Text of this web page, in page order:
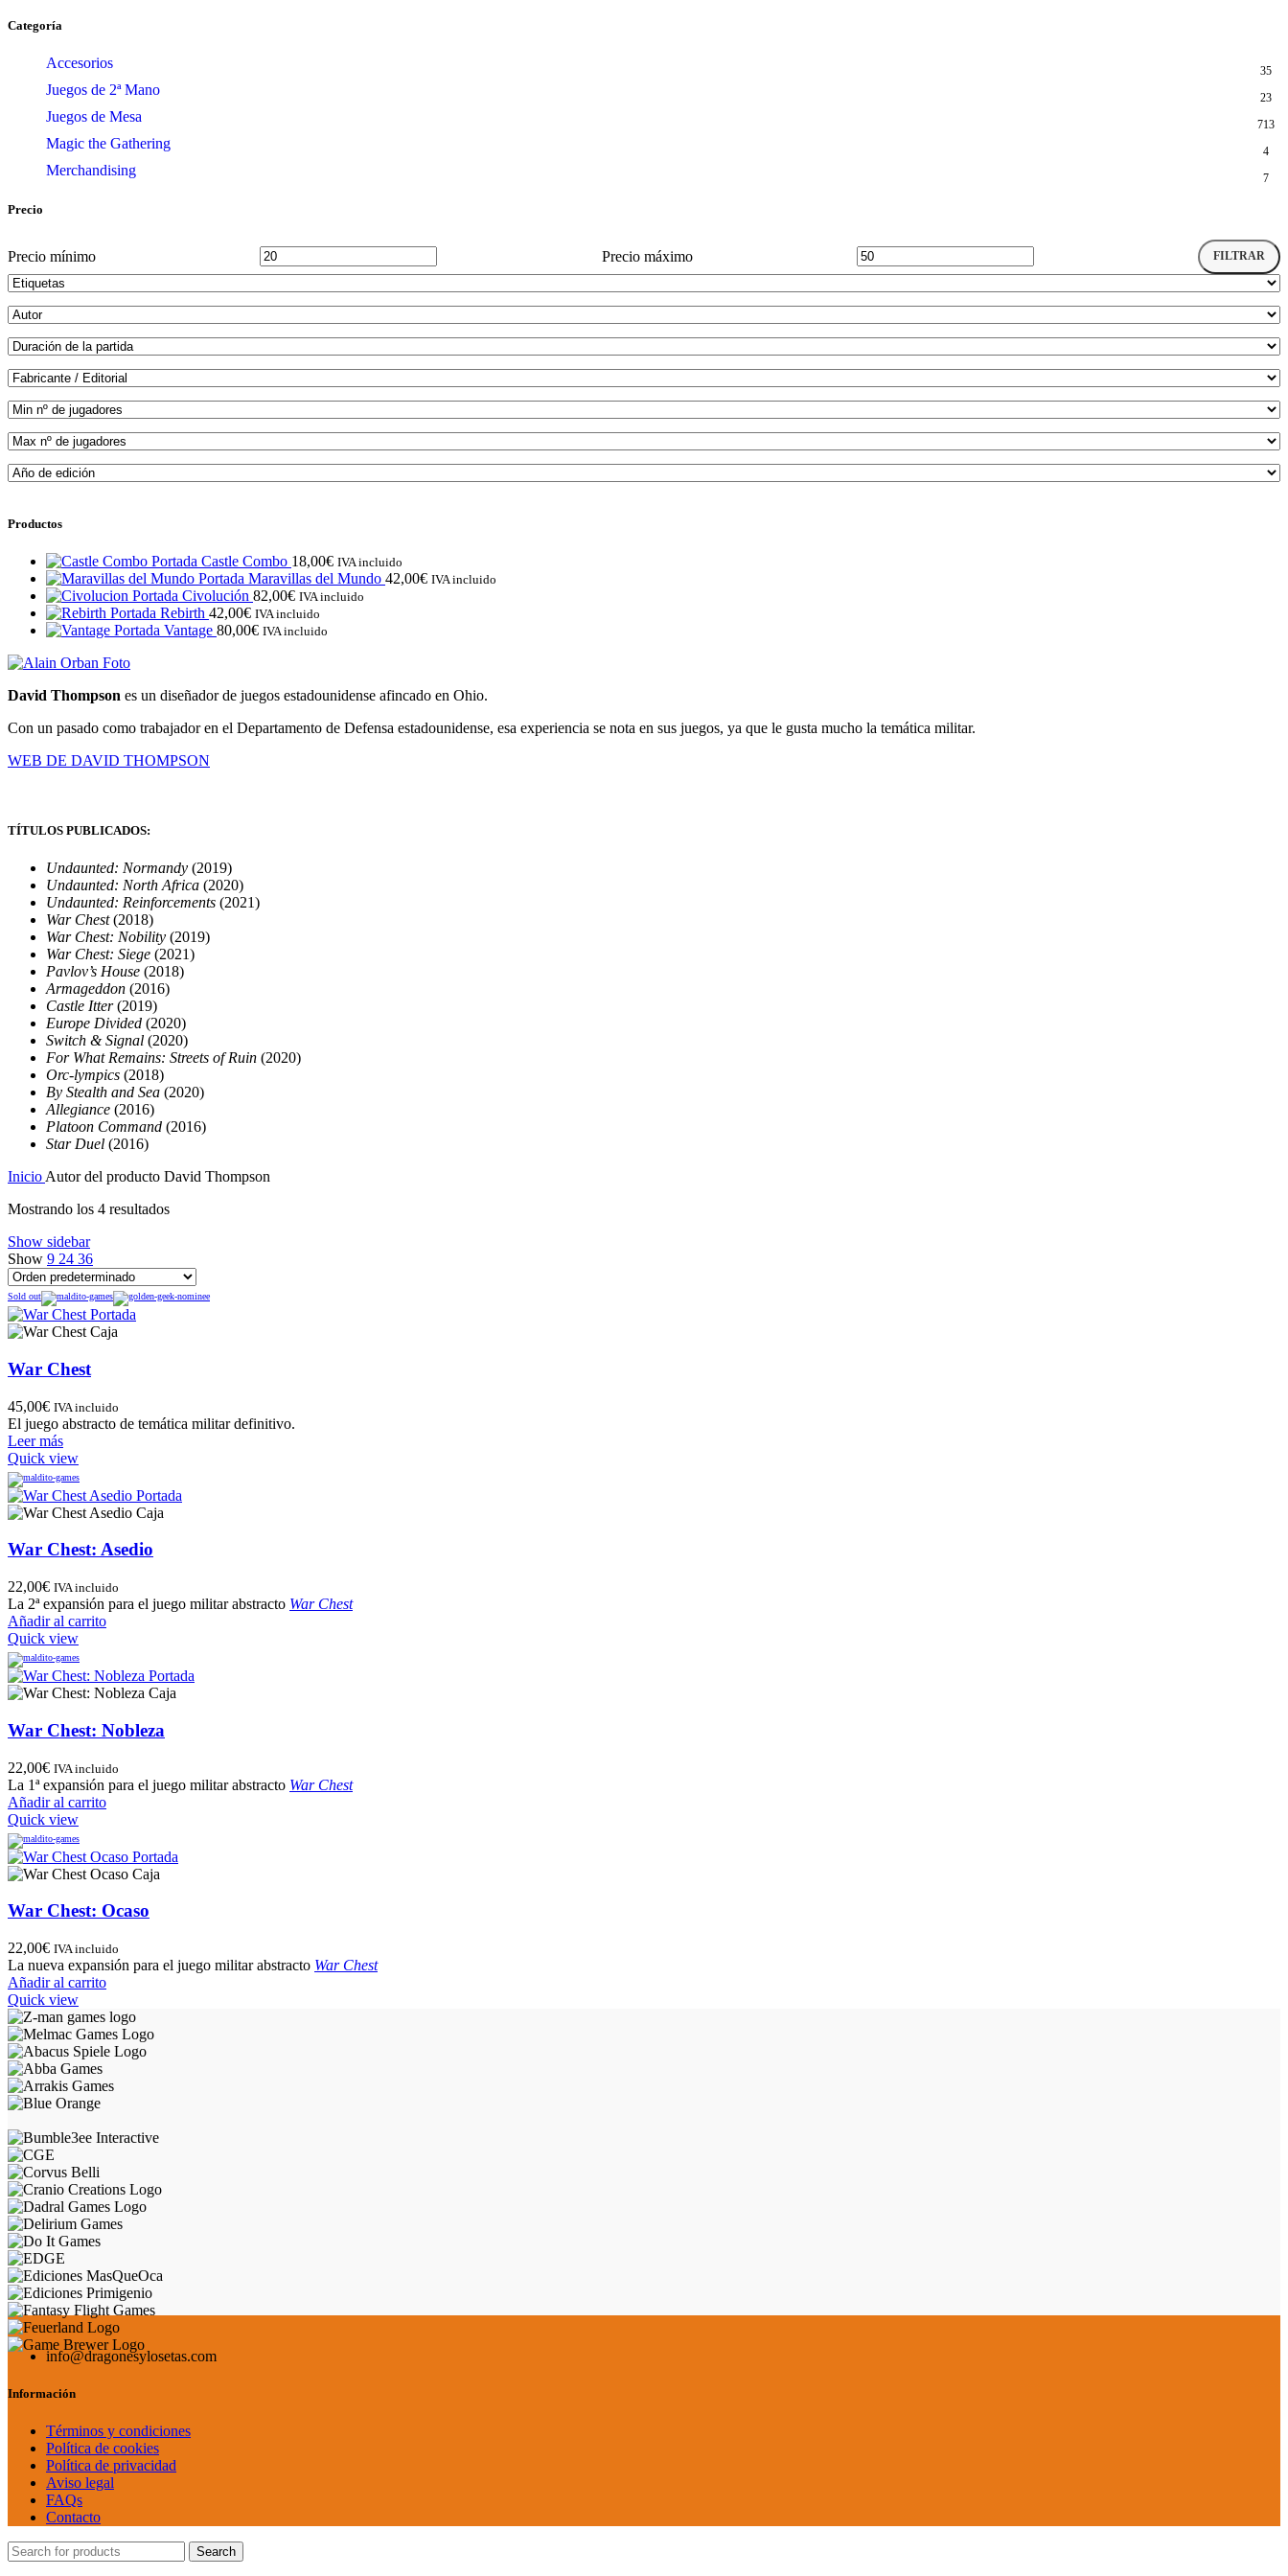
Categoría
Accesorios 35
Juegos de 2ª Mano 23
Juegos de Mesa 713
Magic the Gathering 4
Merchandising 7
Precio
Precio mínimo Precio máximo FILTRAR
Productos
Castle Combo 18,00€ IVA incluido
Maravillas del Mundo 42,00€ IVA incluido
Civolución 82,00€ IVA incluido
Rebirth 42,00€ IVA incluido
Vantage 80,00€ IVA incluido
David Thompson es un diseñador de juegos estadounidense afincado en Ohio.
Con un pasado como trabajador en el Departamento de Defensa estadounidense, esa experiencia se nota en sus juegos, ya que le gusta mucho la temática militar.
WEB DE DAVID THOMPSON
TÍTULOS PUBLICADOS:
Undaunted: Normandy (2019)
Undaunted: North Africa (2020)
Undaunted: Reinforcements (2021)
War Chest(2018)
War Chest: Nobility (2019)
War Chest: Siege (2021)
Pavlov’s House (2018)
Armageddon (2016)
Castle Itter(2019)
Europe Divided (2020)
Switch & Signal (2020)
For What Remains: Streets of Ruin (2020)
Orc-lympics (2018)
By Stealth and Sea (2020)
Allegiance (2016)
Platoon Command (2016)
Star Duel (2016)
Inicio Autor del producto David Thompson
Mostrando los 4 resultados
Show sidebar
Show 9 24 36
Sold out
War Chest
45,00€ IVA incluido
El juego abstracto de temática militar definitivo.
Leer más
Quick view
War Chest: Asedio
22,00€ IVA incluido
La 2ª expansión para el juego militar abstracto War Chest
Añadir al carrito
Quick view
War Chest: Nobleza
22,00€ IVA incluido
La 1ª expansión para el juego militar abstracto War Chest
Añadir al carrito
Quick view
War Chest: Ocaso
22,00€ IVA incluido
La nueva expansión para el juego militar abstracto War Chest
Añadir al carrito
Quick view
info@dragonesylosetas.com
Información
Términos y condiciones
Política de cookies
Política de privacidad
Aviso legal
FAQs
Contacto
Search